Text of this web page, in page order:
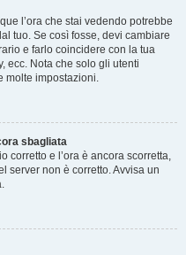
l’ora che stai vedendo potrebbe
tuo. Se così fosse, devi cambiare
e farlo coincidere con la tua
ecc. Nota che solo gli utenti
molte impostazioni.
sbagliata
corretto e l’ora è ancora scorretta,
server non è corretto. Avvisa un